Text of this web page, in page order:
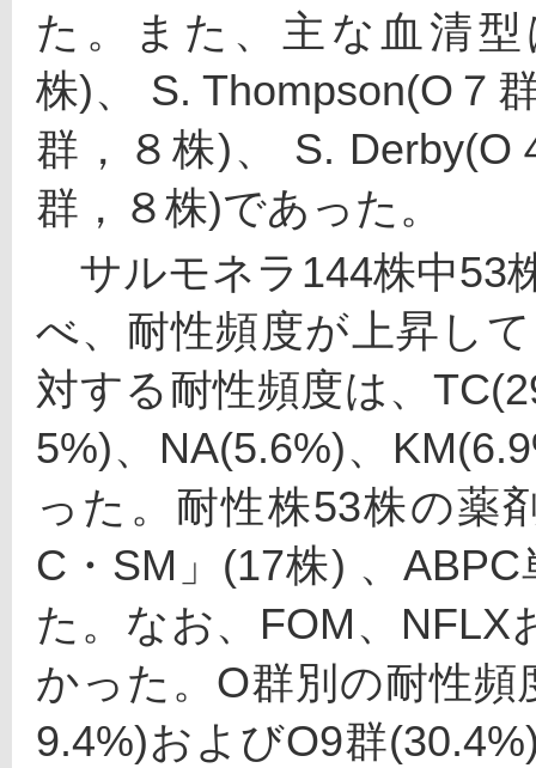
た。また、主な血清型
株)、 S. Thompson(O７
群，８株)、 S. Derby(O
群，８株)であった。
サルモネラ144株中53
べ、耐性頻度が上昇し
対する耐性頻度は、
5%)、NA(5.6%)、
った。耐性株53株の薬
C・SM」(17株) 、
た。なお、FOM、
かった。O群別の耐性頻
9.4%)およびO9群